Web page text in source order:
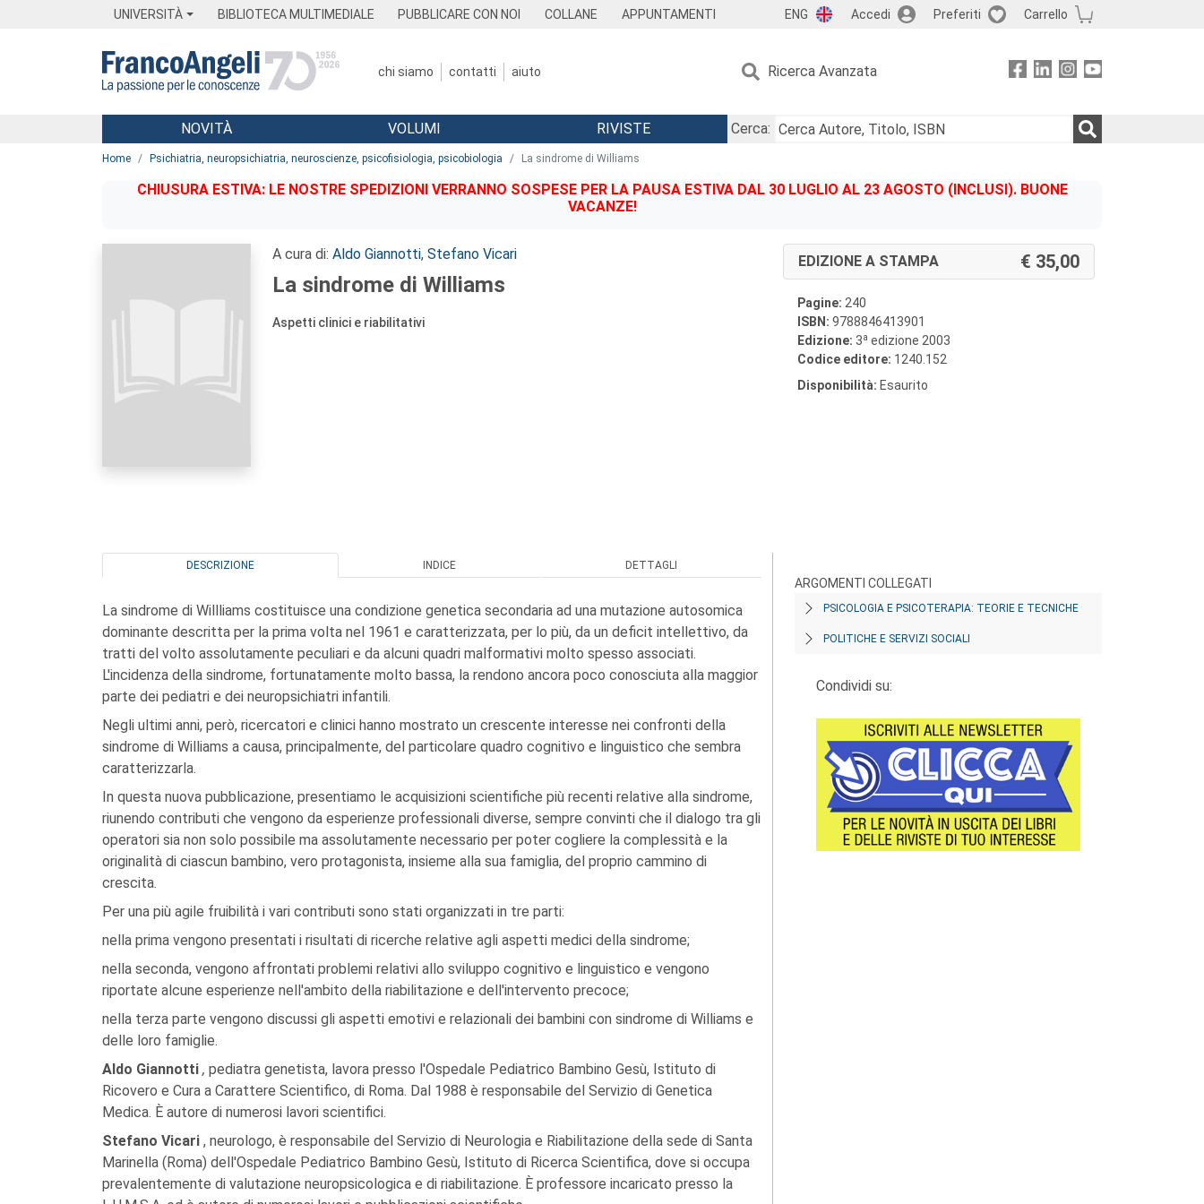
UNIVERSITÀ BIBLIOTECA MULTIMEDIALE PUBBLICARE CON NOI COLLANE APPUNTAMENTI ENG Accedi Preferiti Carrello
chi siamo contatti aiuto Ricerca Avanzata
Menu
NOVITÀ VOLUMI RIVISTE
Cerca:
Home Psichiatria, neuropsichiatria, neuroscienze, psicofisiologia, psicobiologia La sindrome di Williams
CHIUSURA ESTIVA: LE NOSTRE SPEDIZIONI VERRANNO SOSPESE PER LA PAUSA ESTIVA DAL 30 LUGLIO AL 23 AGOSTO (INCLUSI). BUONE
VACANZE!
A cura di: Aldo Giannotti, Stefano Vicari
La sindrome di Williams
Aspetti clinici e riabilitativi
EDIZIONE A STAMPA 35,00
Pagine: 240
ISBN: 9788846413901
Edizione: 3a edizione 2003
Codice editore: 1240.152
Disponibilità: Esaurito
DESCRIZIONE INDICE DETTAGLI
La sindrome di Willliams costituisce una condizione genetica secondaria ad una mutazione autosomica
dominante descritta per la prima volta nel 1961 e caratterizzata, per lo più, da un deficit intellettivo, da
tratti del volto assolutamente peculiari e da alcuni quadri malformativi molto spesso associati.
L'incidenza della sindrome, fortunatamente molto bassa, la rendono ancora poco conosciuta alla maggior
parte dei pediatri e dei neuropsichiatri infantili.
Negli ultimi anni, però, ricercatori e clinici hanno mostrato un crescente interesse nei confronti della
sindrome di Williams a causa, principalmente, del particolare quadro cognitivo e linguistico che sembra
caratterizzarla.
In questa nuova pubblicazione, presentiamo le acquisizioni scientifiche più recenti relative alla sindrome,
riunendo contributi che vengono da esperienze professionali diverse, sempre convinti che il dialogo tra gli
operatori sia non solo possibile ma assolutamente necessario per poter cogliere la complessità e la
originalità di ciascun bambino, vero protagonista, insieme alla sua famiglia, del proprio cammino di
crescita.
Per una più agile fruibilità i vari contributi sono stati organizzati in tre parti:
nella prima vengono presentati i risultati di ricerche relative agli aspetti medici della sindrome;
nella seconda, vengono affrontati problemi relativi allo sviluppo cognitivo e linguistico e vengono
riportate alcune esperienze nell'ambito della riabilitazione e dell'intervento precoce;
nella terza parte vengono discussi gli aspetti emotivi e relazionali dei bambini con sindrome di Williams e
delle loro famiglie.
Aldo Giannotti , pediatra genetista, lavora presso l'Ospedale Pediatrico Bambino Gesù, Istituto di
Ricovero e Cura a Carattere Scientifico, di Roma. Dal 1988 è responsabile del Servizio di Genetica
Medica. È autore di numerosi lavori scientifici.
Stefano Vicari , neurologo, è responsabile del Servizio di Neurologia e Riabilitazione della sede di Santa
Marinella (Roma) dell'Ospedale Pediatrico Bambino Gesù, Istituto di Ricerca Scientifica, dove si occupa
prevalentemente di valutazione neuropsicologica e di riabilitazione. È professore incaricato presso la
ARGOMENTI COLLEGATI
PSICOLOGIA E PSICOTERAPIA: TEORIE E TECNICHE
POLITICHE E SERVIZI SOCIALI
Condividi su: